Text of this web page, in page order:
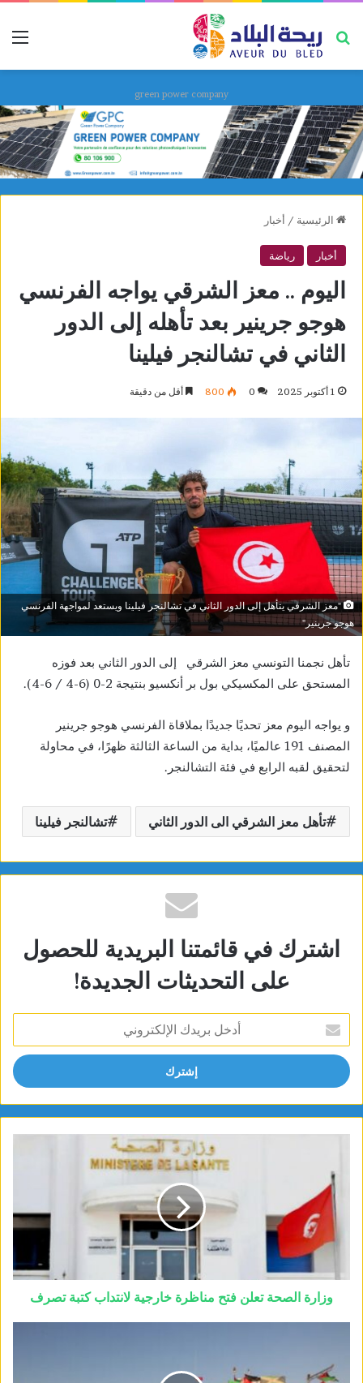
بحث عن
green power company
الرئيسية / أخبار
أخبار رياضة
اليوم .. معز الشرقي يواجه الفرنسي
هوجو جرينير بعد تأهله إلى الدور
الثاني في تشالنجر فيلينا
1 أكتوبر 2025 0
800 أقل من دقيقة
"معز الشرقي يتأهل إلى الدور الثاني في تشالنجر فيلينا ويستعد لمواجهة الفرنسي
هوجو جرينير"
تأهل نجمنا التونسي معز الشرقي إلى الدور الثاني بعد فوزه
المستحق على المكسيكي بول بر أنكسيو بنتيجة 2-0 (6-4 / 6-4).
و يواجه اليوم معز تحديًا جديدًا بملاقاة الفرنسي هوجو جرينير
المصنف 191 عالميًا، بداية من الساعة الثالثة ظهرًا، في محاولة
لتحقيق لقبه الرابع في فئة التشالنجر.
تأهل معز الشرقي الى الدور الثاني تشالنجر فيلينا
اشترك في قائمتنا البريدية للحصول
على التحديثات الجديدة!
بريدك
الإلكتروني
وزارة الصحة تعلن فتح مناظرة خارجية لانتداب كتبة تصرف